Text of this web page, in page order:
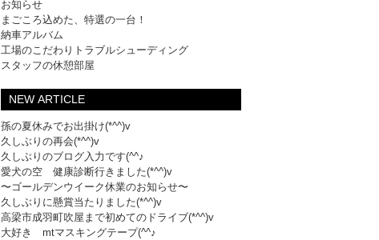
お知らせ
まごころ込めた、特選の一台！
納車アルバム
工場のこだわりトラブルシューディング
スタッフの休憩部屋
NEW ARTICLE
孫の夏休みでお出掛け(*^^)v
久しぶりの再会(*^^)v
久しぶりのブログ入力です(^^♪
愛犬の空 健康診断行きました(*^^)v
〜ゴールデンウイーク休業のお知らせ〜
久しぶりに懸賞当たりました(*^^)v
高梁市成羽町吹屋まで初めてのドライブ(*^^)v
大好き mtマスキングテープ(^^♪